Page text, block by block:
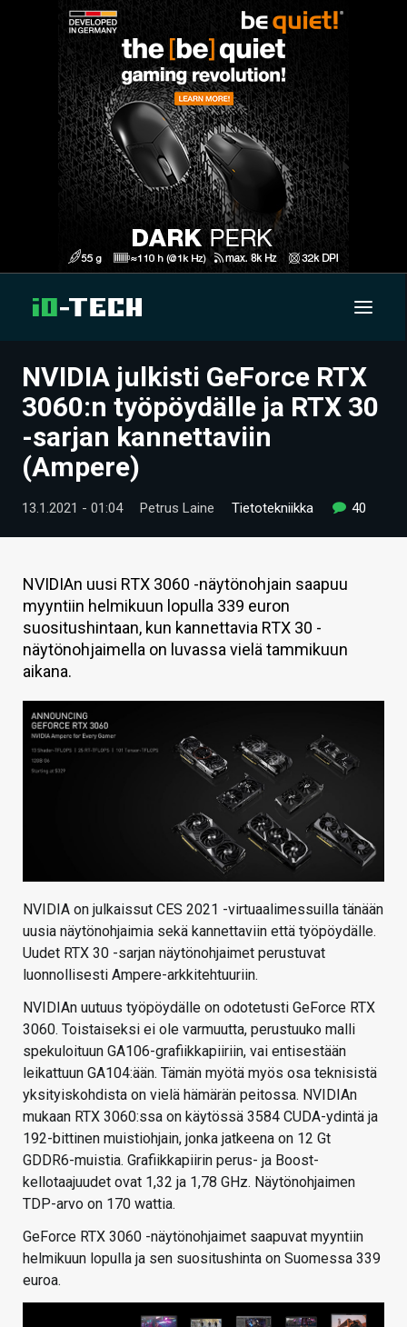
UUTISET
ARTIKKELIT
VIDEOT
TECHBBS
HINTA.FI
KAUPPA
VAIHDA TEEMA
HAKU
NVIDIA julkisti GeForce RTX
3060:n työpöydälle ja RTX 30
-sarjan kannettaviin
(Ampere)
13.1.2021 - 01:04 Petrus Laine Tietotekniikka 40
NVIDIAn uusi RTX 3060 -näytönohjain saapuu
myyntiin helmikuun lopulla 339 euron
suositushintaan, kun kannettavia RTX 30 -
näytönohjaimella on luvassa vielä tammikuun
aikana.
NVIDIA on julkaissut CES 2021 -virtuaalimessuilla tänään
uusia näytönohjaimia sekä kannettaviin että työpöydälle.
Uudet RTX 30 -sarjan näytönohjaimet perustuvat
luonnollisesti Ampere-arkkitehtuuriin.
NVIDIAn uutuus työpöydälle on odotetusti GeForce RTX
3060. Toistaiseksi ei ole varmuutta, perustuuko malli
spekuloituun GA106-grafiikkapiiriin, vai entisestään
leikattuun GA104:ään. Tämän myötä myös osa teknisistä
yksityiskohdista on vielä hämärän peitossa. NVIDIAn
mukaan RTX 3060:ssa on käytössä 3584 CUDA-ydintä ja
192-bittinen muistiohjain, jonka jatkeena on 12 Gt
GDDR6-muistia. Grafiikkapiirin perus- ja Boost-
kellotaajuudet ovat 1,32 ja 1,78 GHz. Näytönohjaimen
TDP-arvo on 170 wattia.
GeForce RTX 3060 -näytönohjaimet saapuvat myyntiin
helmikuun lopulla ja sen suositushinta on Suomessa 339
euroa.